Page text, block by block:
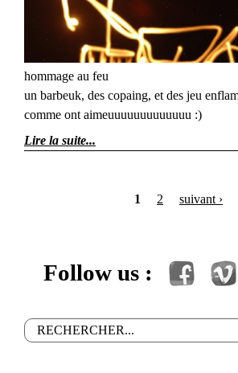
hommage au feu
un barbeuk, des copaing, et des jeu
comme ont aimeuuuuuuuuuuuuu :)
Lire la suite
1 2 suivant ›
Follow us : Facebook
Formulaire de
Rechercher